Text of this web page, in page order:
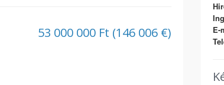
53 000 000 Ft (146 006 €)
E-